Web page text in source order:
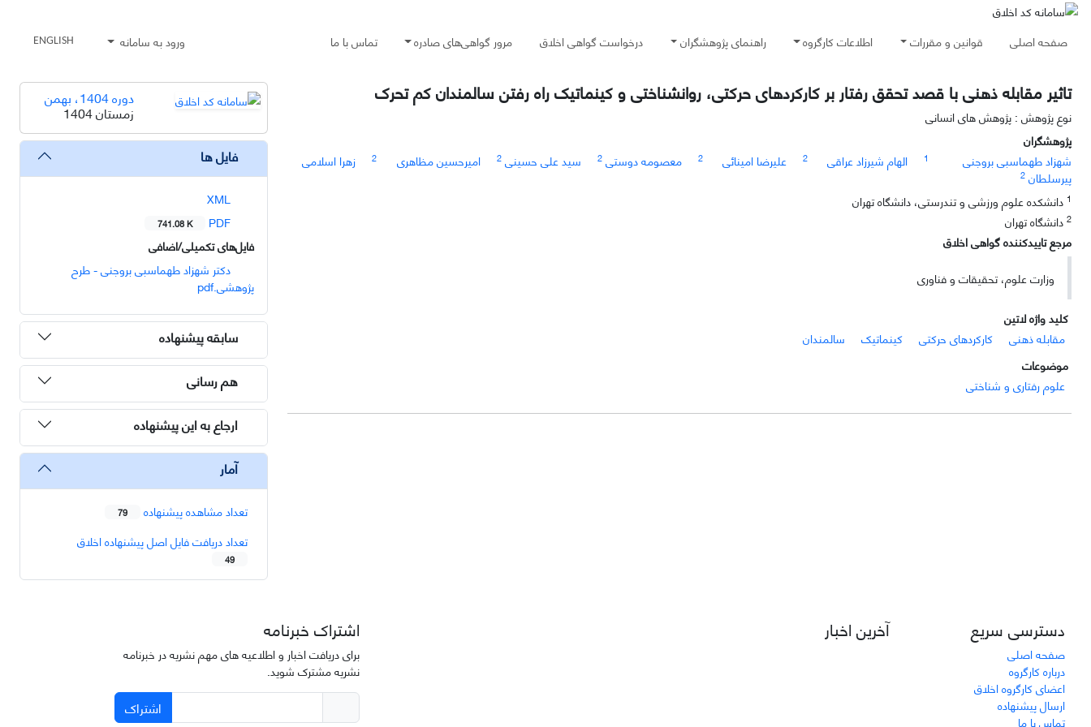
صفحه اصلی قوانین و مقررات اطلاعات کارگروه راهنمای پژوهشگران درخواست گواهی اخلاق مرور گواهی‌های صادره تماس با ما ورود به سامانه ENGLISH
تاثیر مقابله ذهنی با قصد تحقق رفتار بر کارکردهای حرکتی، روانشناختی و کینماتیک راه رفتن سالمندان کم تحرک
نوع پژوهش : پژوهش های انسانی
پژوهشگران
شهزاد طهماسبی بروجنی
1 الهام شیرزاد عراقی 2 علیرضا امینائی 2 معصومه دوستی 2 سید علی حسینی 2 امیرحسین مظاهری 2
زهرا اسلامی
پیرسلطان 2
1 دانشکده علوم ورزشی و تندرستی، دانشگاه تهران
2 دانشگاه تهران
مرجع تاییدکننده گواهی اخلاق
وزارت علوم، تحقیقات و فناوری
کلید واژه لاتین
مقابله ذهنی
کارکردهای حرکتی کینماتیک
سالمندان
موضوعات
علوم رفتاری و شناختی
دوره 1404، بهمن
زمستان 1404
فایل ها
XML
PDF
741.08 K
فایل‌های تکمیلی/اضافی
دکتر شهزاد طهماسبی بروجنی - طرح
پژوهشی.pdf
سابقه پیشنهاده
هم رسانی
ارجاع به این پیشنهاده
آمار
تعداد مشاهده پیشنهاده 79
تعداد دریافت فایل اصل پیشنهاده اخلاق
49
دسترسی سریع
صفحه اصلی
درباره کارگروه
اعضای کارگروه اخلاق
ارسال پیشنهاده
تماس با ما
آخرین اخبار اشتراک خبرنامه
برای دریافت اخبار و اطلاعیه های مهم نشریه در خبرنامه
نشریه مشترک شوید.
اشتراک